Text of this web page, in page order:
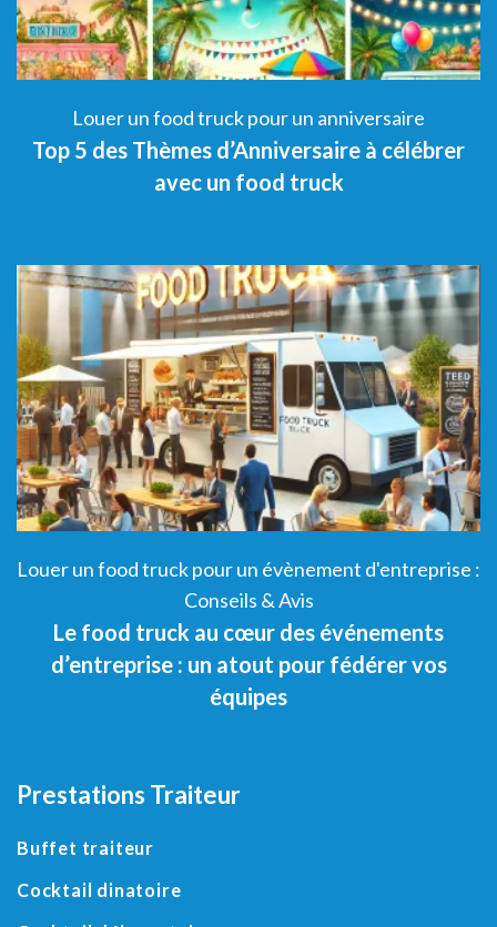
Louer un food truck pour un anniversaire
Top 5 des Thèmes d’Anniversaire à célébrer
avec un food truck
Louer un food truck pour un évènement d'entreprise :
Conseils & Avis
Le food truck au cœur des événements
d’entreprise : un atout pour fédérer vos
équipes
Prestations Traiteur
Buffet traiteur
Cocktail dinatoire